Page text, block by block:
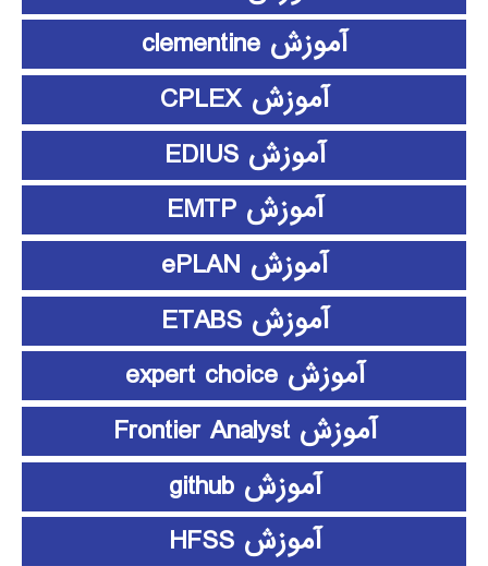
آموزش clementine
آموزش CPLEX
آموزش EDIUS
آموزش EMTP
آموزش ePLAN
آموزش ETABS
آموزش expert choice
آموزش Frontier Analyst
آموزش github
آموزش HFSS